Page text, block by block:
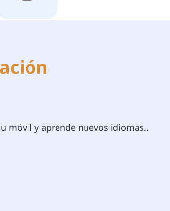
móvil y aprende nuevos idiomas..